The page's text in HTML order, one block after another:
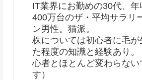
IT業界にお勤めの30代、年
400万台のザ・平均サラリ
ン男性。猫派。
株については初心者に毛が
た程度の知識と経験あり。
心者とほとんど変わらない
す）